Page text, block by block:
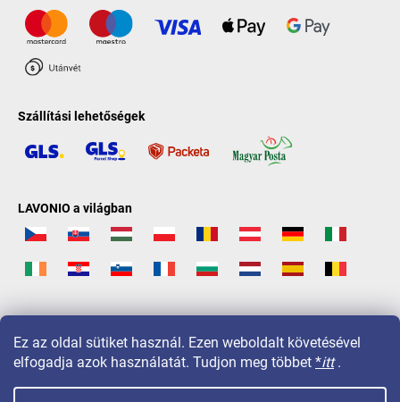
Ez az oldal sütiket használ. Ezen weboldalt követésével
elfogadja azok használatát. Tudjon meg többet *itt.
Szállítási lehetőségek
LAVONIO a világban